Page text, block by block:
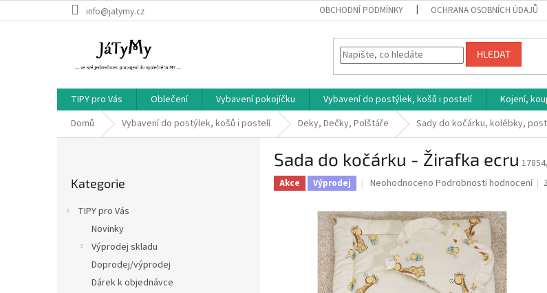
na
info@jatymy.cz OBCHODNÍ PODMÍNKY OCHRANA OSOBNÍCH ÚDAJŮ
HLEDAT
TIPY pro Vás Oblečení Vybavení pokojíčku Vybavení do postýlek, košů i postelí Kojení,
Domů
Vybavení do postýlek, košů i postelí Deky, Dečky, Polštáře Sady do kočárku, kolébky,
kategorie
Kategorie
TIPY pro Vás
Novinky
Výprodej skladu
Doprodej/výprodej
Dárek k objednávce
Sada do kočárku - Žirafka ecru
Akce Výprodej
Průměrné
produktu
je
0,0
z
hvězdiček.
Neohodnoceno Podrobnosti hodnocení